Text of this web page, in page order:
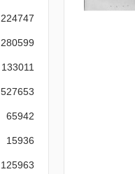
224747
280599
133011
527653
65942
15936
125963